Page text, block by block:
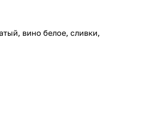
вино белое, сливки,